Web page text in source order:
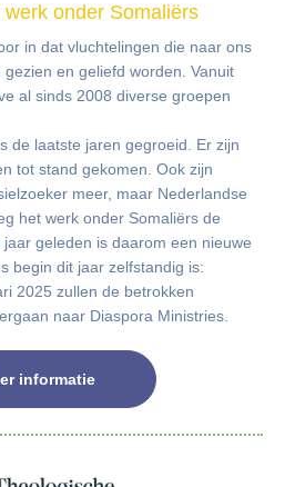
onder Somaliërs
in dat vluchtelingen die naar ons
gezien en geliefd worden. Vanuit
al sinds 2008 diverse groepen
de laatste jaren gegroeid. Er zijn
tot stand gekomen. Ook zijn
meer, maar Nederlandse
het werk onder Somaliërs de
geleden is daarom een nieuwe
begin dit jaar zelfstandig is:
2025 zullen de betrokken
naar Diaspora Ministries.
informatie